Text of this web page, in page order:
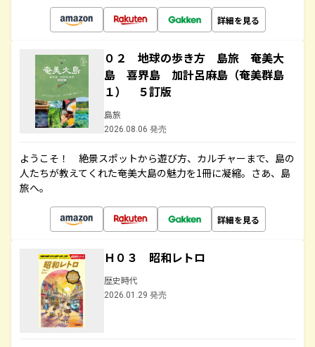
詳細を見る
０２ 地球の歩き方 島旅 奄美大
島 喜界島 加計呂麻島（奄美群島
１） ５訂版
島旅
2026.08.06 発売
ようこそ！ 絶景スポットから遊び方、カルチャーまで、島の
人たちが教えてくれた奄美大島の魅力を1冊に凝縮。さあ、島
旅へ。
詳細を見る
Ｈ０３ 昭和レトロ
歴史時代
2026.01.29 発売